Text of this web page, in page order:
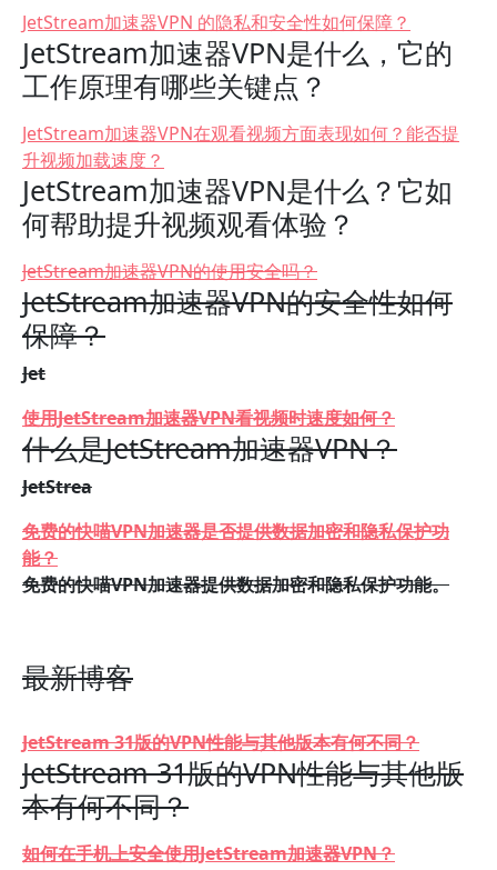
JetStream加速器VPN 的隐私和安全性如何保障？
JetStream加速器VPN是什么，它的
工作原理有哪些关键点？
JetStream加速器VPN在观看视频方面表现如何？能否提
升视频加载速度？
JetStream加速器VPN是什么？它如
何帮助提升视频观看体验？
JetStream加速器VPN的使用安全吗？
JetStream加速器VPN的安全性如何
保障？
Jet
使用JetStream加速器VPN看视频时速度如何？
什么是JetStream加速器VPN？
JetStrea
免费的快喵VPN加速器是否提供数据加密和隐私保护功
能？
免费的快喵VPN加速器提供数据加密和隐私保护功能。
最新博客
JetStream 31版的VPN性能与其他版本有何不同？
JetStream 31版的VPN性能与其他版
本有何不同？
如何在手机上安全使用JetStream加速器VPN？